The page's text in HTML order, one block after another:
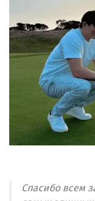
Спасибо всем